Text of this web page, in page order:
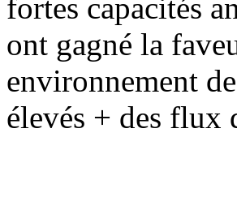
fortes capacités
ont gagné la
environnement
élevés + des flux